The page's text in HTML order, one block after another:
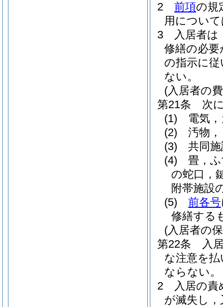
2
前項の規
用につい
3
入居者
修繕の必
の指示に
ない。
(入居者の
第21条
次
(1)
電気
(2)
汚物
(3)
共同
(4)
畳，
の蛇口，
附帯施設
(5)
前各号
修繕する
(入居者の
第22条
入
な注意を
ならない。
2
入居の
が滅失し